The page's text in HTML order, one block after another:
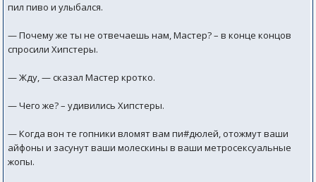
пил пиво и улыбался.
— Почему же ты не отвечаешь нам, Мастер? – в конце концов
спросили Хипстеры.
— Жду, — сказал Мастер кротко.
— Чего же? – удивились Хипстеры.
— Когда вон те гопники вломят вам пи#дюлей, отожмут ваши
айфоны и засунут ваши молескины в ваши метросексуальные
жопы.